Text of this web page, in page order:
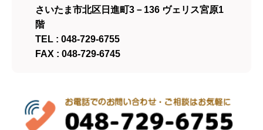
さいたま市北区日進町3－136 ヴェリス宮原1
階
TEL : 048-729-6755
FAX : 048-729-6745